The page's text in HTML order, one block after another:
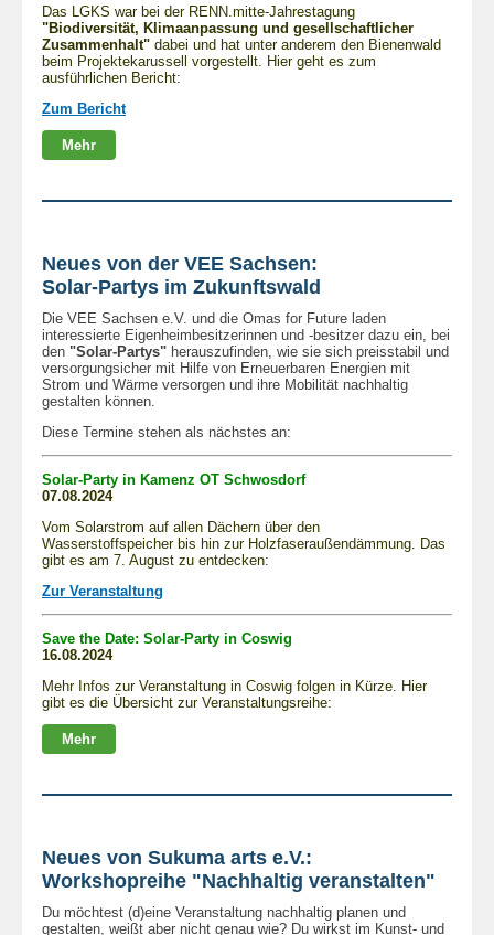
Das LGKS war bei der RENN.mitte-Jahrestagung
"Biodiversität, Klimaanpassung und gesellschaftlicher
Zusammenhalt" dabei und hat unter anderem den Bienenwald
beim Projektekarussell vorgestellt. Hier geht es zum
ausführlichen Bericht:
Zum Bericht
Mehr
Neues von der VEE Sachsen:
Solar-Partys im Zukunftswald
Die VEE Sachsen e.V. und die Omas for Future laden
interessierte Eigenheimbesitzerinnen und -besitzer dazu ein, bei
den "Solar-Partys" herauszufinden, wie sie sich preisstabil und
versorgungsicher mit Hilfe von Erneuerbaren Energien mit
Strom und Wärme versorgen und ihre Mobilität nachhaltig
gestalten können.
Diese Termine stehen als nächstes an:
Solar-Party in Kamenz OT Schwosdorf
07.08.2024
Vom Solarstrom auf allen Dächern über den
Wasserstoffspeicher bis hin zur Holzfaseraußendämmung. Das
gibt es am 7. August zu entdecken:
Zur Veranstaltung
Save the Date: Solar-Party in Coswig
16.08.2024
Mehr Infos zur Veranstaltung in Coswig folgen in Kürze. Hier
gibt es die Übersicht zur Veranstaltungsreihe:
Mehr
Neues von Sukuma arts e.V.:
Workshopreihe "Nachhaltig veranstalten"
Du möchtest (d)eine Veranstaltung nachhaltig planen und
gestalten, weißt aber nicht genau wie? Du wirkst im Kunst- und